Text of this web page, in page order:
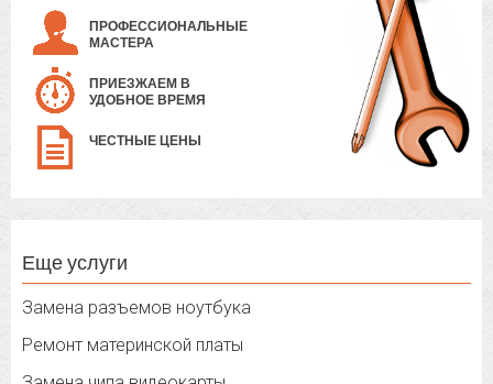
ПРОФЕССИОНАЛЬНЫЕ
МАСТЕРА
ПРИЕЗЖАЕМ В
УДОБНОЕ ВРЕМЯ
ЧЕСТНЫЕ ЦЕНЫ
Еще услуги
Замена разъемов ноутбука
Ремонт материнской платы